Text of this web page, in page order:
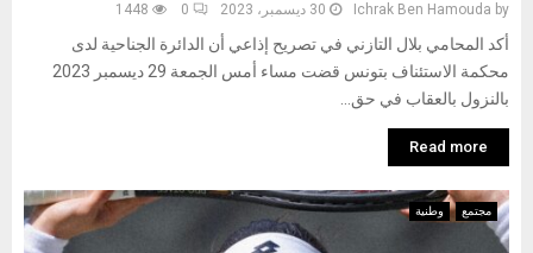
by
Ichrak Ben Hamouda 30 ديسمبر، 2023 0
1448
أكد المحامي بلال التازني في تصريح إذاعي أن الدائرة الجناحية لدى
محكمة الاستئناف بتونس قضت مساء أمس الجمعة 29 ديسمبر 2023
بالنزول بالعقاب في حق...
Read more
مجتمع وطنية